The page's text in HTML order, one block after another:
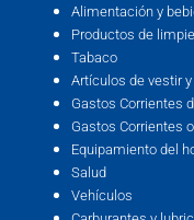
Alimentación y
Productos de
Tabaco
Artículos de vestir
Gastos Corrientes
Gastos Corrientes
Equipamiento del
Salud
Vehículos